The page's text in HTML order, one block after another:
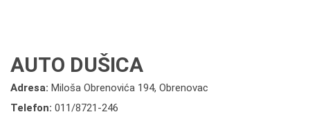
AUTO DUŠICA
Adresa: Miloša Obrenovića 194, Obrenovac
Telefon: 011/8721-246